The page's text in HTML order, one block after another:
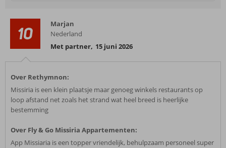
10
Marjan
Nederland
Met partner, 15 juni 2026
Over Rethymnon:
Missiria is een klein plaatsje maar genoeg winkels restaurants op
loop afstand net zoals het strand wat heel breed is heerlijke
bestemming
Over Fly & Go Missiria Appartementen:
App Missiaria is een topper vriendelijk, behulpzaam personeel super